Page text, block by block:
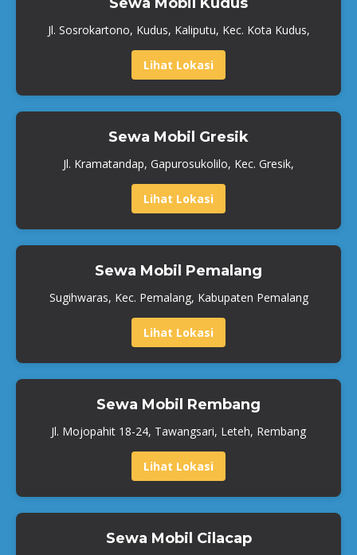
Jl. Sosrokartono, Kudus, Kaliputu, Kec. Kota Kudus,
Lihat Lokasi
Sewa Mobil Gresik
Jl. Kramatandap, Gapurosukolilo, Kec. Gresik,
Lihat Lokasi
Sewa Mobil Pemalang
Sugihwaras, Kec. Pemalang, Kabupaten Pemalang
Lihat Lokasi
Sewa Mobil Rembang
Jl. Mojopahit 18-24, Tawangsari, Leteh, Rembang
Lihat Lokasi
Sewa Mobil Cilacap